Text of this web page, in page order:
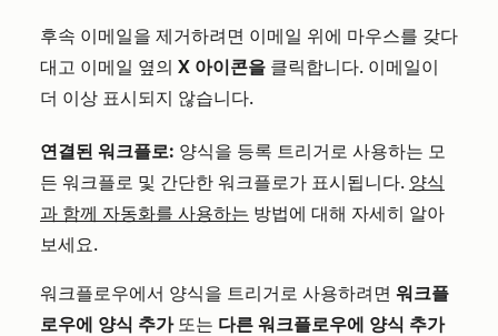
후속 이메일을 제거하려면 이메일 위에 마우스를 갖다
대고 이메일 옆의 X 아이콘을 클릭합니다. 이메일이
더 이상 표시되지 않습니다.
연결된 워크플로: 양식을 등록 트리거로 사용하는 모
든 워크플로 및 간단한 워크플로가 표시됩니다. 양식
과 함께 자동화를 사용하는 방법에 대해 자세히 알아
보세요.
워크플로우에서 양식을 트리거로 사용하려면 워크플
로우에 양식 추가또는 다른 워크플로우에 양식 추가